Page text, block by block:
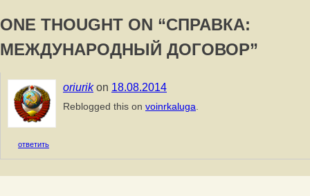
ONE THOUGHT ON “СПРАВКА:
МЕЖДУНАРОДНЫЙ ДОГОВОР”
oriurikon 18.08.2014
Reblogged this on voinrkaluga
ответить